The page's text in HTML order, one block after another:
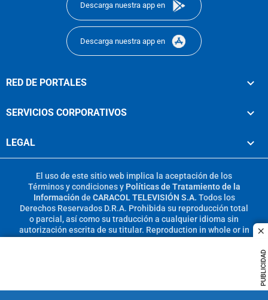
PUBLICIDAD
Descarga nuestra app en
Descarga nuestra app en
RED DE PORTALES
SERVICIOS CORPORATIVOS
LEGAL
El uso de este sitio web implica la aceptación de los
Términos y condicionesy Políticas de Tratamiento de la
Información de CARACOL TELEVISIÓN S.A. Todos los
Derechos Reservados D.R.A. Prohibida su reproducción total
o parcial, así como su traducción a cualquier idioma sin
autorización escrita de su titular. Reproduction in whole or in